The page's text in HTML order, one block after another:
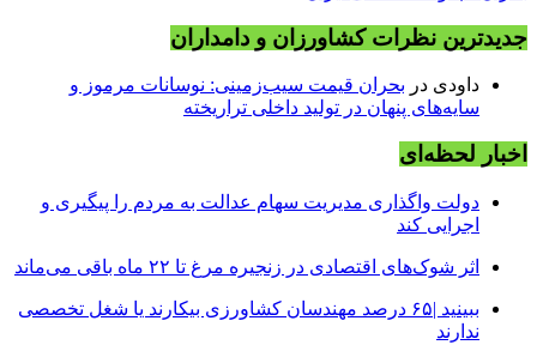
جدیدترین نظرات کشاورزان و دامداران
داودی در بحران قیمت سیب‌زمینی: نوسانات مرموز و
سایه‌های پنهان در تولید داخلی تراریخته
اخبار لحظه‌ای
دولت واگذاری مدیریت سهام عدالت به مردم را پیگیری و
اجرایی کند
اثر شوک‌های اقتصادی در زنجیره مرغ تا ۲۲ ماه باقی می‌ماند
ببینید |۶۵ درصد مهندسان کشاورزی بیکارند یا شغل تخصصی
ندارند